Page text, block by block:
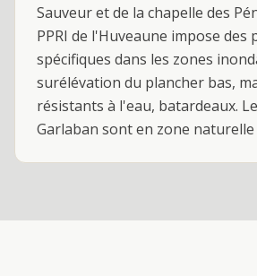
Sauveur et de la chapelle des
PPRI de l'Huveaune impose des
spécifiques dans les zones
surélévation du plancher bas,
résistants à l'eau, batardeaux.
Garlaban sont en zone